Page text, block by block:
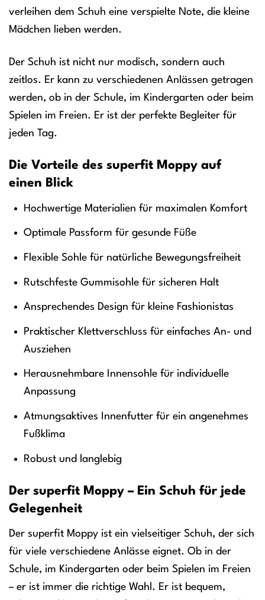
verleihen dem Schuh eine verspielte Note, die kleine
Mädchen lieben werden.
Der Schuh ist nicht nur modisch, sondern auch
zeitlos. Er kann zu verschiedenen Anlässen getragen
werden, ob in der Schule, im Kindergarten oder beim
Spielen im Freien. Er ist der perfekte Begleiter für
jeden Tag.
Die Vorteile des superfit Moppy auf
einen Blick
Hochwertige Materialien für maximalen Komfort
Optimale Passform für gesunde Füße
Flexible Sohle für natürliche Bewegungsfreiheit
Rutschfeste Gummisohle für sicheren Halt
Ansprechendes Design für kleine Fashionistas
Praktischer Klettverschluss für einfaches An- und
Ausziehen
Herausnehmbare Innensohle für individuelle
Anpassung
Atmungsaktives Innenfutter für ein angenehmes
Fußklima
Robust und langlebig
Der superfit Moppy – Ein Schuh für jede
Gelegenheit
Der superfit Moppy ist ein vielseitiger Schuh, der sich
für viele verschiedene Anlässe eignet. Ob in der
Schule, im Kindergarten oder beim Spielen im Freien
– er ist immer die richtige Wahl. Er ist bequem,